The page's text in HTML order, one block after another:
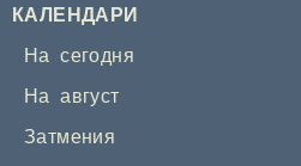
КАЛЕНДАРИ
На сегодня
На август
Затмения